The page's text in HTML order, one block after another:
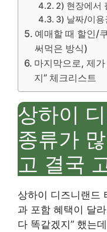
2) 현장에서
3) 날짜/이용
예매할 때 할인/
써먹은 방식)
마지막으로, 제
지” 체크리스트
상하이
종류가
고 결국
상하이 디즈니랜드
과 포함 혜택이 달
다 똑같겠지” 했는